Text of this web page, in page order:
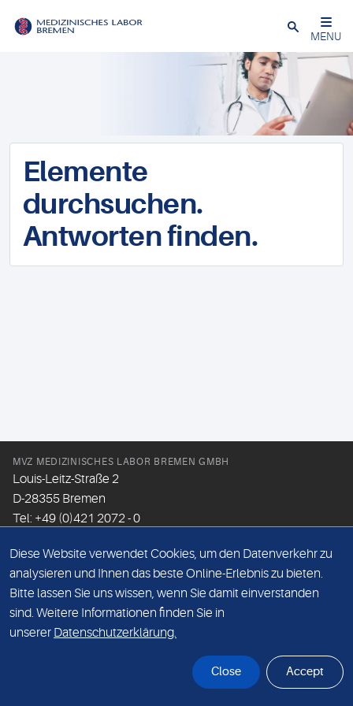
Schließen
MENU
Elemente
durchsuchen.
Antworten finden.
MVZ MEDIZINISCHES LABOR BREMEN GMBH
Louis-Leitz-Straße 2
D-28355 Bremen
Tel: +49 (0)421 2072 - 0
Email:info@mlhb.de
DATENSCHUTZ
IMPRESSUM
Diese Website verwendet Cookies, um den Datenverkehr zu
analysieren und Ihnen das beste Online-Erlebnis zu bieten.
Bitte lassen Sie uns wissen, wenn Sie damit einverstanden
sind. Weitere Informationen finden Sie in
unserer Datenschutzerklärung.
Close Accept